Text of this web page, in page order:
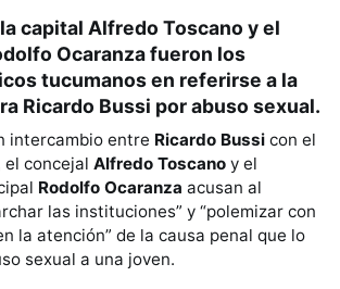
capital Alfredo Toscano y el
Ocaranzafueron los
tucumanos en referirse a la
Ricardo Bussi por abuso sexual.
intercambio entre Ricardo Bussi con el
concejal Alfredo Toscano y el
Rodolfo Ocaranza acusan al
las instituciones” y “polemizar con
la atención” de la causa penal que lo
sexual a una joven.